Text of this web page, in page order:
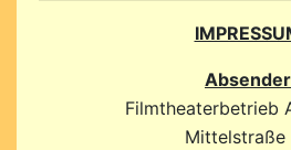
Absender
Filmtheaterbetrieb
Mittelstraße